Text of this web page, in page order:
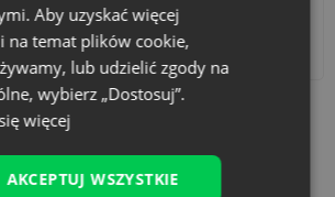
Zestawy
Aby uzyskać więcej
na temat plików cookie,
lub udzielić zgody na
wybierz „Dostosuj”.
więcej
AKCEPTUJ WSZYSTKIE